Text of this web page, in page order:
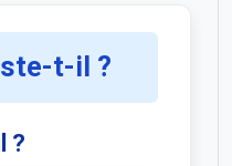
t-il ?
?